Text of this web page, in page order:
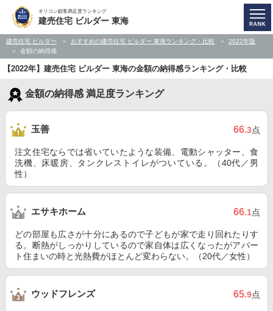
オリコン顧客満足度ランキング
建売住宅 ビルダー 東海
建売住宅 ビルダー おすすめの建売住宅 ビルダー 東海ランキング・比較
2022年版
金額の納得感
【2022年】建売住宅 ビルダー 東海の金額の納得感ランキング・比較
金額の納得感 満足度ランキング
玉善 66.3点
注文住宅ならでは省いていたような装備、電動シャッター、食
洗機、床暖房、タンクレストイレがついている。（40代／男
性）
エサキホーム 66.1点
どの部屋も広さが十分にあるので子どもが家で走り回れたりす
る。断熱がしっかりしているので家自体は広くなったがアパー
ト住まいの時と光熱費がほとんど変わらない。（20代／女性）
ウッドフレンズ 65.9点